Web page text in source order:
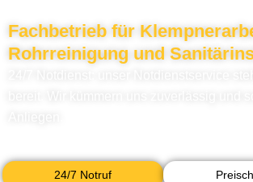
Fachbetrieb für
Rohrreinigung und
24/7 Notruf